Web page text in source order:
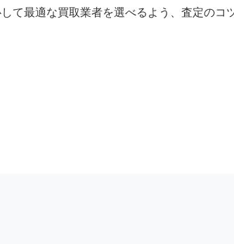
て最適な買取業者を選べるよう、査定のコ